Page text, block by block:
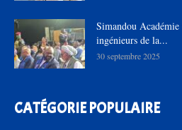
Simandou
ingénieurs de la...
30 septembre 2025
CATÉGORIE POPULAIRE